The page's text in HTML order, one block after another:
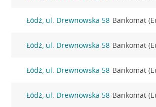
Łódź, ul. Drewnowska 58 Bankomat
Łódź, ul. Drewnowska 58 Bankomat
Łódź, ul. Drewnowska 58 Bankomat
Łódź, ul. Drewnowska 58 Bankomat